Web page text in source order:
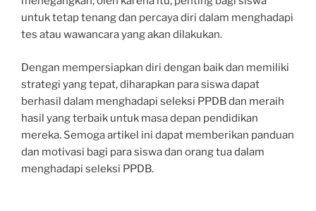
untuk tetap tenang dan percaya diri dalam menghadapi
tes atau wawancara yang akan dilakukan.
Dengan mempersiapkan diri dengan baik dan memiliki
strategi yang tepat, diharapkan para siswa dapat
berhasil dalam menghadapi seleksi PPDB dan meraih
hasil yang terbaik untuk masa depan pendidikan
mereka. Semoga artikel ini dapat memberikan panduan
dan motivasi bagi para siswa dan orang tua dalam
menghadapi seleksi PPDB.